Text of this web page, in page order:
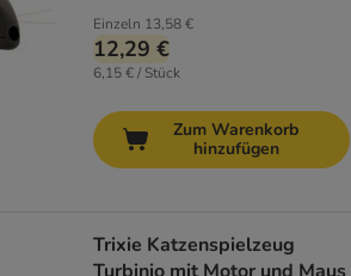
Einzeln 13,58 €
12,29 €
6,15 € / Stück
Zum Warenkorb
hinzufügen
Trixie Katzenspielzeug